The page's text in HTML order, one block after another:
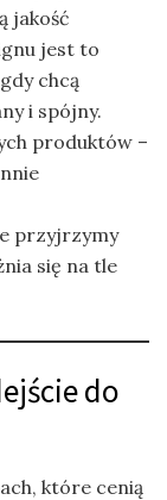
jakość
jest to
chcą
i spójny.
produktów –
przyjrzymy
się na tle
do
które cenią